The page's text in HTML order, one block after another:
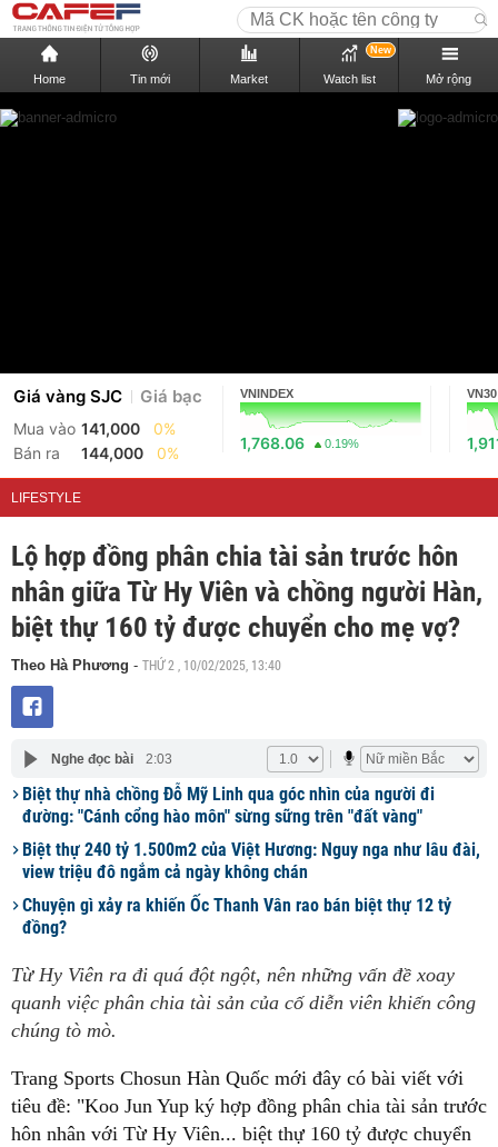
Home Tin mới Market Watch list
New
Mở rộng
Giá vàng SJC Giá bạc
Mua vào 141,000
0%
Bán ra
144,000 0%
VNINDEX
1,768.06 0.19%
VN30
LIFESTYLE
Lộ hợp đồng phân chia tài sản trước hôn
nhân giữa Từ Hy Viên và chồng người Hàn,
biệt thự 160 tỷ được chuyển cho mẹ vợ?
Theo Hà Phương - THỨ 2 , 10/02/2025, 13:40
Nghe đọc bài 2:03
Biệt thự nhà chồng Đỗ Mỹ Linh qua góc nhìn của người đi
đường: "Cánh cổng hào môn" sừng sững trên "đất vàng"
Biệt thự 240 tỷ 1.500m2 của Việt Hương: Nguy nga như lâu đài,
view triệu đô ngắm cả ngày không chán
Chuyện gì xảy ra khiến Ốc Thanh Vân rao bán biệt thự 12 tỷ
đồng?
Từ Hy Viên ra đi quá đột ngột, nên những vấn đề xoay
quanh việc phân chia tài sản của cố diễn viên khiến công
chúng tò mò.
Trang Sports Chosun Hàn Quốc mới đây có bài viết với
tiêu đề: "Koo Jun Yup ký hợp đồng phân chia tài sản trước
hôn nhân với Từ Hy Viên... biệt thự 160 tỷ được chuyển